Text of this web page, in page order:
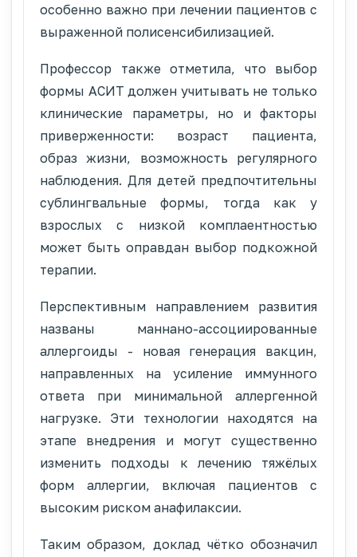
особенно важно при лечении пациентов с
выраженной полисенсибилизацией.
Профессор также отметила, что выбор
формы АСИТ должен учитывать не только
клинические параметры, но и факторы
приверженности: возраст пациента,
образ жизни, возможность регулярного
наблюдения. Для детей предпочтительны
сублингвальные формы, тогда как у
взрослых с низкой комплаентностью
может быть оправдан выбор подкожной
терапии.
Перспективным направлением развития
названы маннано-ассоциированные
аллергоиды - новая генерация вакцин,
направленных на усиление иммунного
ответа при минимальной аллергенной
нагрузке. Эти технологии находятся на
этапе внедрения и могут существенно
изменить подходы к лечению тяжёлых
форм аллергии, включая пациентов с
высоким риском анафилаксии.
Таким образом, доклад чётко обозначил